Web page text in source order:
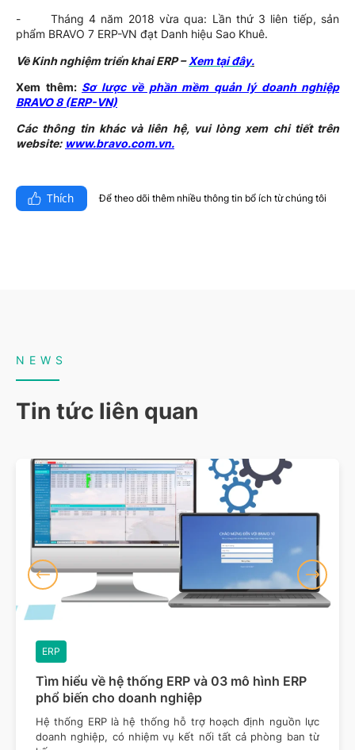
- Tháng 4 năm 2018 vừa qua: Lần thứ 3 liên tiếp, sản
phẩm BRAVO 7 ERP-VN đạt Danh hiệu Sao Khuê.
Về Kinh nghiệm triển khai ERP – Xem tại đây.
Xem thêm: Sơ lược về phần mềm quản lý doanh nghiệp
BRAVO 8 (ERP-VN)
Các thông tin khác và liên hệ, vui lòng xem chi tiết trên
website: www.bravo.com.vn.
Thích Để theo dõi thêm nhiều thông tin bổ ích từ chúng tôi​
NEWS
Tin tức liên quan
Tìm hiểu về hệ thống ERP và 03 mô hình ERP
phổ biến cho doanh nghiệp
ERP
Hệ thống ERP là hệ thống hỗ trợ hoạch định nguồn lực
doanh nghiệp, có nhiệm vụ kết nối tất cả phòng ban từ